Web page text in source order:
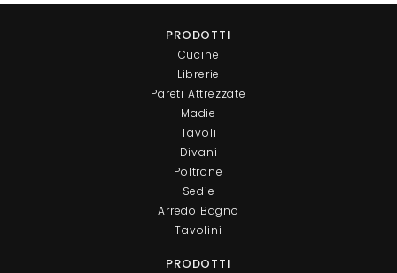
PRODOTTI
Cucine
Librerie
Pareti Attrezzate
Madie
Tavoli
Divani
Poltrone
Sedie
Arredo Bagno
Tavolini
PRODOTTI